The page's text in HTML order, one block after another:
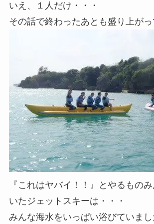
いえ、１人だけ・・・
その話で終わったあとも盛り上が
『これはヤバイ！！』とやるもの
いたジェットスキーは・・・
みんな海水をいっぱい浴びていまし